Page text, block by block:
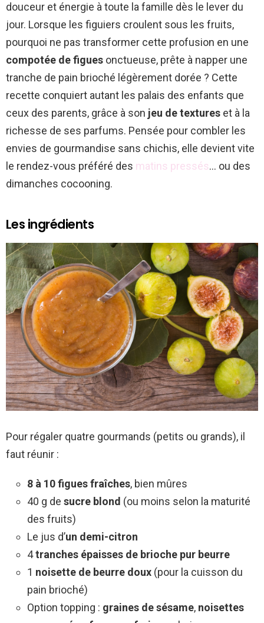
douceur et énergie à toute la famille dès le lever du
jour. Lorsque les figuiers croulent sous les fruits,
pourquoi ne pas transformer cette profusion en une
compotée de figues onctueuse, prête à napper une
tranche de pain brioché légèrement dorée ? Cette
recette conquiert autant les palais des enfants que
ceux des parents, grâce à son jeu de textures et à la
richesse de ses parfums. Pensée pour combler les
envies de gourmandise sans chichis, elle devient vite
le rendez-vous préféré des matins pressés… ou des
dimanches cocooning.
Les ingrédients
Pour régaler quatre gourmands (petits ou grands), il
faut réunir :
8 à 10 figues fraîches, bien mûres
40 g de sucre blond (ou moins selon la maturité
des fruits)
Le jus d’un demi-citron
4tranches épaisses de brioche pur beurre
1 noisette de beurre doux (pour la cuisson du
pain brioché)
Option topping : graines de sésame, noisettes